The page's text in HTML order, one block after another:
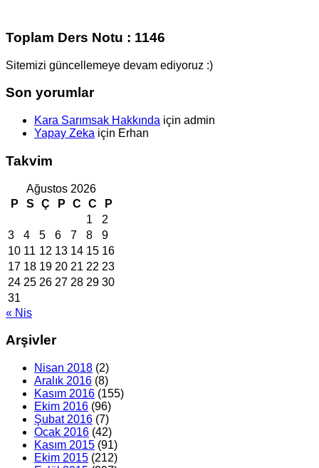
Toplam Ders Notu : 1146
Sitemizi güncellemeye devam ediyoruz :)
Son yorumlar
Kara Sarımsak Hakkında için admin
Yapay Zeka için Erhan
Takvim
Ağustos 2026
P
S Ç P C C
P
1
2
3
4 5 6 7 8
9
10 11 12 13 14 15 16
17 18 19 20 21 22 23
24 25 26 27 28 29 30
31
« Nis
Arşivler
Nisan 2018 (2)
Aralık 2016 (8)
Kasım 2016 (155)
Ekim 2016 (96)
Şubat 2016 (7)
Ocak 2016 (42)
Kasım 2015 (91)
Ekim 2015 (212)